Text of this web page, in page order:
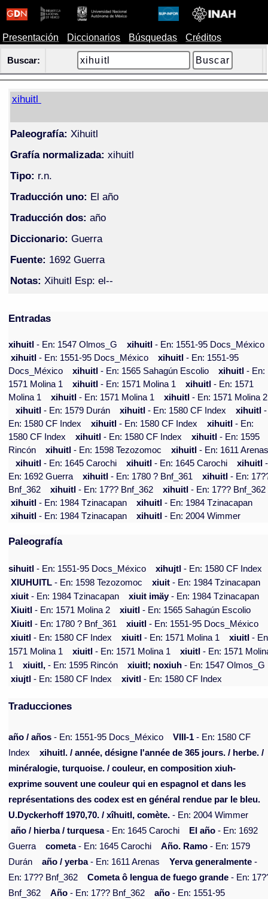
Presentación Diccionarios Búsquedas Créditos
Buscar:
xihuitl
Paleografía: Xihuitl
Grafía normalizada: xihuitl
Tipo: r.n.
Traducción uno: El año
Traducción dos: año
Diccionario: Guerra
Fuente: 1692 Guerra
Notas: Xihuitl Esp: el--
Entradas
xihuitl- En: 1547 Olmos_G xihuitl- En: 1551-95 Docs_México
xihuitl- En: 1551-95 Docs_México xihuitl- En: 1551-95
Docs_México
xihuitl- En: 1565 Sahagún Escolio xihuitl- En:
1571 Molina 1
xihuitl- En: 1571 Molina 1 xihuitl- En: 1571
Molina 1
xihuitl- En: 1571 Molina 1 xihuitl- En: 1571 Molina 2
xihuitl- En: 1579 Durán xihuitl- En: 1580 CF Index xihuitl-
En: 1580 CF Index
xihuitl- En: 1580 CF Index xihuitl- En:
1580 CF Index
xihuitl- En: 1580 CF Index xihuitl- En: 1595
Rincón
xihuitl- En: 1598 Tezozomoc xihuitl- En: 1611
xihuitl- En: 1645 Carochi xihuitl- En: 1645 Carochi xihuitl-
En: 1692 Guerra
xihuitl- En: 1780 ? Bnf_361 xihuitl- En:
Bnf_362
xihuitl- En: 17?? Bnf_362 xihuitl- En: 17?? Bnf_362
xihuitl- En: 1984 Tzinacapan xihuitl- En: 1984 Tzinacapan
xihuitl- En: 1984 Tzinacapan xihuitl- En: 2004 Wimmer
Paleografía
sihuitl - En: 1551-95 Docs_México xihujtl - En: 1580 CF Index
XIUHUITL - En: 1598 Tezozomoc xiuit - En: 1984 Tzinacapan
xiuit - En: 1984 Tzinacapan xiuit imäy- En: 1984 Tzinacapan
Xiuitl - En: 1571 Molina 2 xiuitl - En: 1565 Sahagún Escolio
Xiuitl - En: 1780 ? Bnf_361 xiuitl - En: 1551-95 Docs_México
xiuitl - En: 1580 CF Index xiuitl - En: 1571 Molina 1 xiuitl -
1571 Molina 1
xiuitl - En: 1571 Molina 1 xiuitl - En: 1571
1
xiuitl, - En: 1595 Rincón xiuitl; noxiuh - En: 1547 Olmos_G
xiujtl - En: 1580 CF Index xivitl - En: 1580 CF Index
Traducciones
año / años - En: 1551-95 Docs_México VIII-1 - En: 1580 CF
Index
xihuitl. / année, désigne l'année de 365 jours. / herbe. /
minéralogie, turquoise. / couleur, en composition xiuh-
exprime souvent une couleur qui en espagnol et dans les
représentations des codex est en général rendue par le bleu.
U.Dyckerhoff 1970,70. / xîhuitl, comète. - En: 2004 Wimmer
año / hierba / turquesa- En: 1645 Carochi El año - En: 1692
Guerra
cometa- En: 1645 Carochi Año. Ramo - En: 1579
Durán
año / yerba- En: 1611 Arenas Yerva generalmente -
En: 17?? Bnf_362
Cometa ô lengua de fuego grande - En:
Bnf_362
Año - En: 17?? Bnf_362 año - En: 1551-95